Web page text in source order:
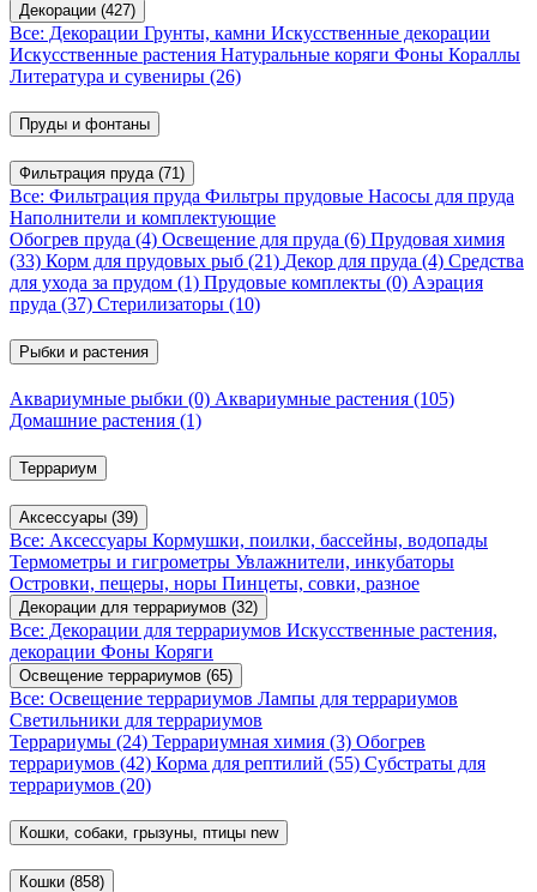
Декорации (427)
Все: Декорации Грунты, камни Искусственные декорации
Искусственные растения Натуральные коряги Фоны Кораллы
Литература и сувениры (26)
Пруды и фонтаны
Фильтрация пруда (71)
Все: Фильтрация пруда Фильтры прудовые Насосы для пруда
Наполнители и комплектующие
Обогрев пруда (4) Освещение для пруда (6) Прудовая химия
(33) Корм для прудовых рыб (21) Декор для пруда (4) Средства
для ухода за прудом (1) Прудовые комплекты (0) Аэрация
пруда (37) Стерилизаторы (10)
Рыбки и растения
Аквариумные рыбки (0) Аквариумные растения (105)
Домашние растения (1)
Террариум
Аксессуары (39)
Все: Аксессуары Кормушки, поилки, бассейны, водопады
Термометры и гигрометры Увлажнители, инкубаторы
Островки, пещеры, норы Пинцеты, совки, разное
Декорации для террариумов (32)
Все: Декорации для террариумов Искусственные растения,
декорации Фоны Коряги
Освещение террариумов (65)
Все: Освещение террариумов Лампы для террариумов
Светильники для террариумов
Террариумы (24) Террариумная химия (3) Обогрев
террариумов (42) Корма для рептилий (55) Субстраты для
террариумов (20)
Кошки, собаки, грызуны, птицы new
Кошки (858)